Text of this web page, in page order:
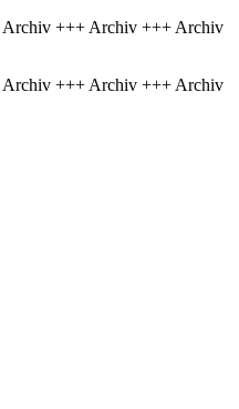
+++ Archiv +++ Archiv
+++ Archiv +++ Archiv